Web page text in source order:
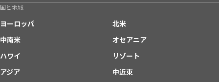
国と地域
ヨーロッパ
北米
中南米
オセアニア
ハワイ
リゾート
アジア
中近東